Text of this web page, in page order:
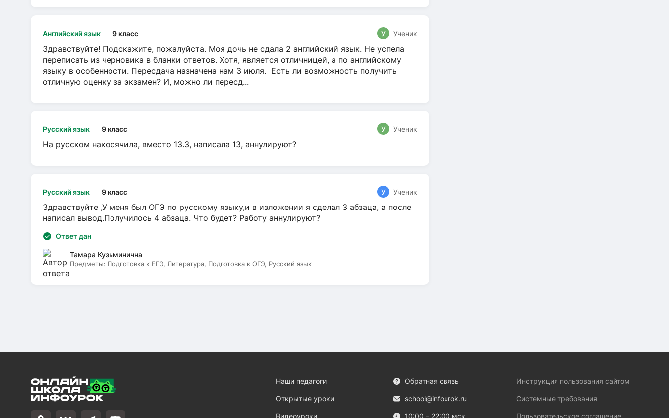
Английский язык 9 класс У Ученик
Здравствуйте! Подскажите, пожалуйста. Моя дочь не сдала 2 английский язык. Не успела
переписать из черновика в бланки ответов. Хотя, является отличницей, а по английскому
языку в особенности. Пересдача назначена нам 3 июля. Есть ли возможность получить
отличную оценку за экзамен? И, можно ли пересд...
Русский язык 9 класс У Ученик
На русском накосячила, вместо 13.3, написала 13, аннулируют?
Русский язык 9 класс У Ученик
Здравствуйте ,У меня был ОГЭ по русскому языку,и в изложении я сделал 3 абзаца, а после
написал вывод.Получилось 4 абзаца. Что будет? Работу аннулируют?
Ответ дан
Тамара Кузьминична
Предметы: Подготовка к ЕГЭ, Литература, Подготовка к ОГЭ, Русский язык
Наши педагоги
Открытые уроки
Видеоуроки
Обратная связь
school@infourok.ru
10:00 – 22:00 мск
Инструкция пользования сайтом
Системные требования
Пользовательское соглашение